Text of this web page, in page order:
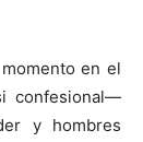
en el
confesional—
y hombres